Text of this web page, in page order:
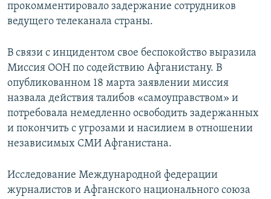
прокомментировало задержание сотрудников
ведущего телеканала страны.
В связи с инцидентом свое беспокойство выразила
Миссия ООН по содействию Афганистану. В
опубликованном 18 марта заявлении миссия
назвала действия талибов «самоуправством» и
потребовала немедленно освободить задержанных
и покончить с угрозами и насилием в отношении
независимых СМИ Афганистана.
Исследование Международной федерации
журналистов и Афганского национального союза